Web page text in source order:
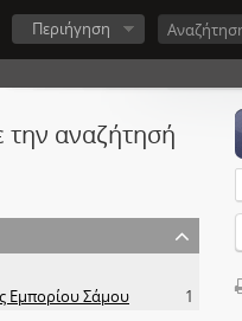
Περιήγηση
την αναζήτησή
Εμπορίου Σάμου
1